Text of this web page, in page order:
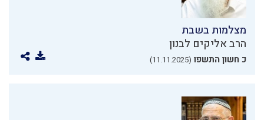
מצלמות בשבת
הרב אליקים לבנון
כ חשון התשפו (11.11.2025)